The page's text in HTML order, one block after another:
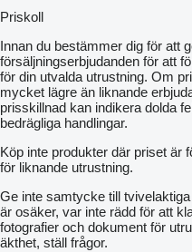
Priskoll
Innan du bestämmer dig för att
försäljningserbjudanden för att
för din utvalda utrustning. Om
mycket lägre än liknande
prisskillnad kan indikera dolda
bedrägliga handlingar.
Köp inte produkter där priset är
för liknande utrustning.
Ge inte samtycke till
är osäker, var inte rädd för att
fotografier och dokument för
äkthet, ställ frågor.